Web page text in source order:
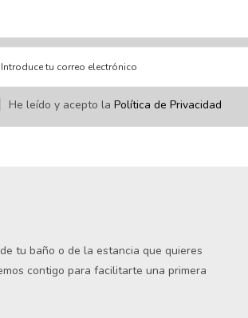
He leído y acepto la Política de Privacidad
tu baño o de la estancia que quieres
contigo para facilitarte una primera